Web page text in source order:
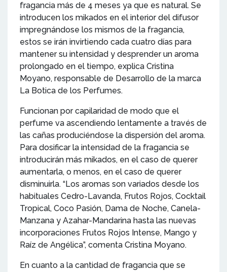
fragancia más de 4 meses ya que es natural. Se
introducen los mikados en el interior del difusor
impregnándose los mismos de la fragancia,
estos se irán invirtiendo cada cuatro días para
mantener su intensidad y desprender un aroma
prolongado en el tiempo, explica Cristina
Moyano, responsable de Desarrollo de la marca
La Botica de los Perfumes.
Funcionan por capilaridad de modo que el
perfume va ascendiendo lentamente a través de
las cañas produciéndose la dispersión del aroma.
Para dosificar la intensidad de la fragancia se
introducirán más mikados, en el caso de querer
aumentarla, o menos, en el caso de querer
disminuirla. “Los aromas son variados desde los
habituales Cedro-Lavanda, Frutos Rojos, Cocktail
Tropical, Coco Pasión, Dama de Noche, Canela-
Manzana y Azahar-Mandarina hasta las nuevas
incorporaciones Frutos Rojos Intense, Mango y
Raíz de Angélica”, comenta Cristina Moyano.
En cuanto a la cantidad de fragancia que se